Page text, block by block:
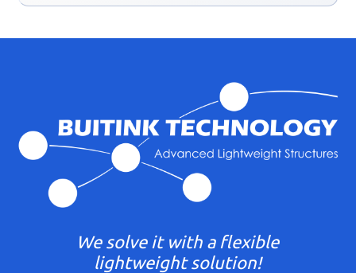
We solve it with a flexible
lightweight solution!